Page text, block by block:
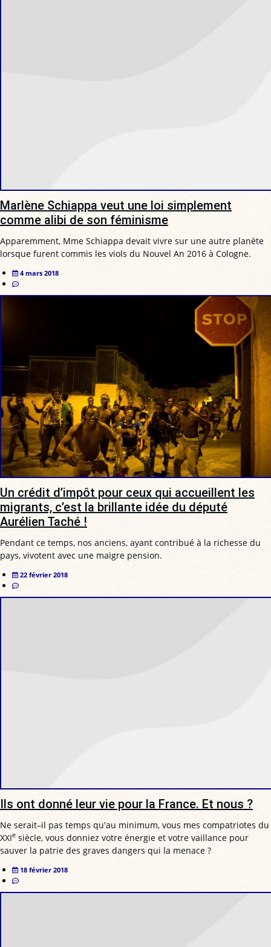
Marlène Schiappa veut une loi simplement
comme alibi de son féminisme
Apparemment, Mme Schiappa devait vivre sur une autre planète
lorsque furent commis les viols du Nouvel An 2016 à Cologne.
4 mars 2018
Un crédit d’impôt pour ceux qui accueillent les
migrants, c’est la brillante idée du député
Aurélien Taché !
Pendant ce temps, nos anciens, ayant contribué à la richesse du
pays, vivotent avec une maigre pension.
22 février 2018
Ils ont donné leur vie pour la France. Et nous ?
Ne serait–il pas temps qu'au minimum, vous mes compatriotes du
XXIe siècle, vous donniez votre énergie et votre vaillance pour
sauver la patrie des graves dangers qui la menace ?
18 février 2018